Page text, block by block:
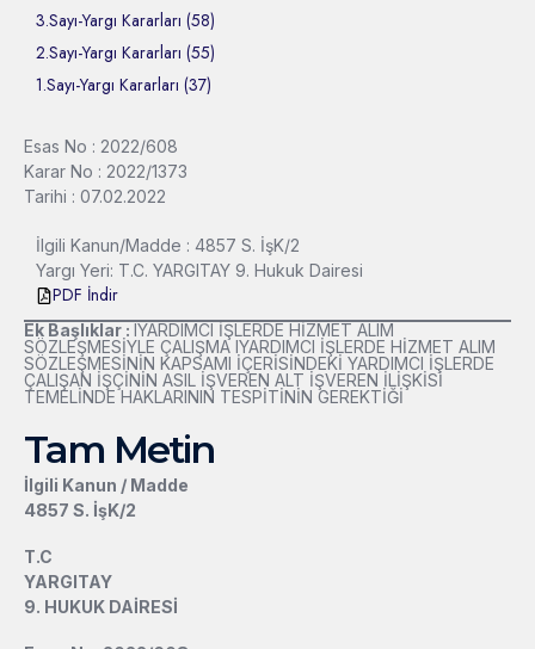
3.Sayı-Yargı Kararları (58)
2.Sayı-Yargı Kararları (55)
1.Sayı-Yargı Kararları (37)
Esas No : 2022/608
Karar No : 2022/1373
Tarihi : 07.02.2022
İlgili Kanun/Madde : 4857 S. İşK/2
Yargı Yeri: T.C. YARGITAY 9. Hukuk Dairesi
PDF İndir
Ek Başlıklar : lYARDIMCI İŞLERDE HİZMET ALIM
SÖZLEŞMESİYLE ÇALIŞMA lYARDIMCI İŞLERDE HİZMET ALIM
SÖZLEŞMESİNİN KAPSAMI İÇERİSİNDEKİ YARDIMCI İŞLERDE
ÇALIŞAN İŞÇİNİN ASIL İŞVEREN ALT İŞVEREN İLİŞKİSİ
TEMELİNDE HAKLARININ TESPİTİNİN GEREKTİĞİ
Tam Metin
İlgili Kanun / Madde
4857 S. İşK/2
T.C
YARGITAY
9. HUKUK DAİRESİ